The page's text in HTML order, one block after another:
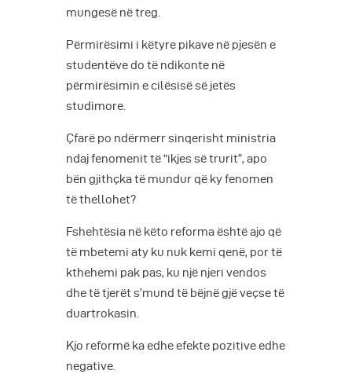
mungesë në treg.
Përmirësimi i këtyre pikave në pjesën e
studentëve do të ndikonte në
përmirësimin e cilësisë së jetës
studimore.
Çfarë po ndërmerr sinqerisht ministria
ndaj fenomenit të “ikjes së trurit”, apo
bën gjithçka të mundur që ky fenomen
të thellohet?
Fshehtësia në këto reforma është ajo që
të mbetemi aty ku nuk kemi qenë, por të
kthehemi pak pas, ku një njeri vendos
dhe të tjerët s’mund të bëjnë gjë veçse të
duartrokasin.
Kjo reformë ka edhe efekte pozitive edhe
negative.